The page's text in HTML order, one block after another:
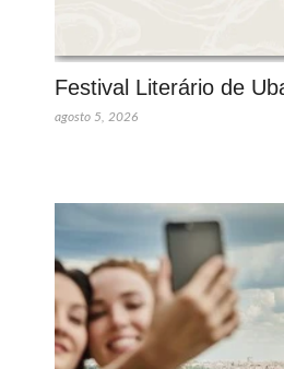
Festival Literário de
agosto 5, 2026